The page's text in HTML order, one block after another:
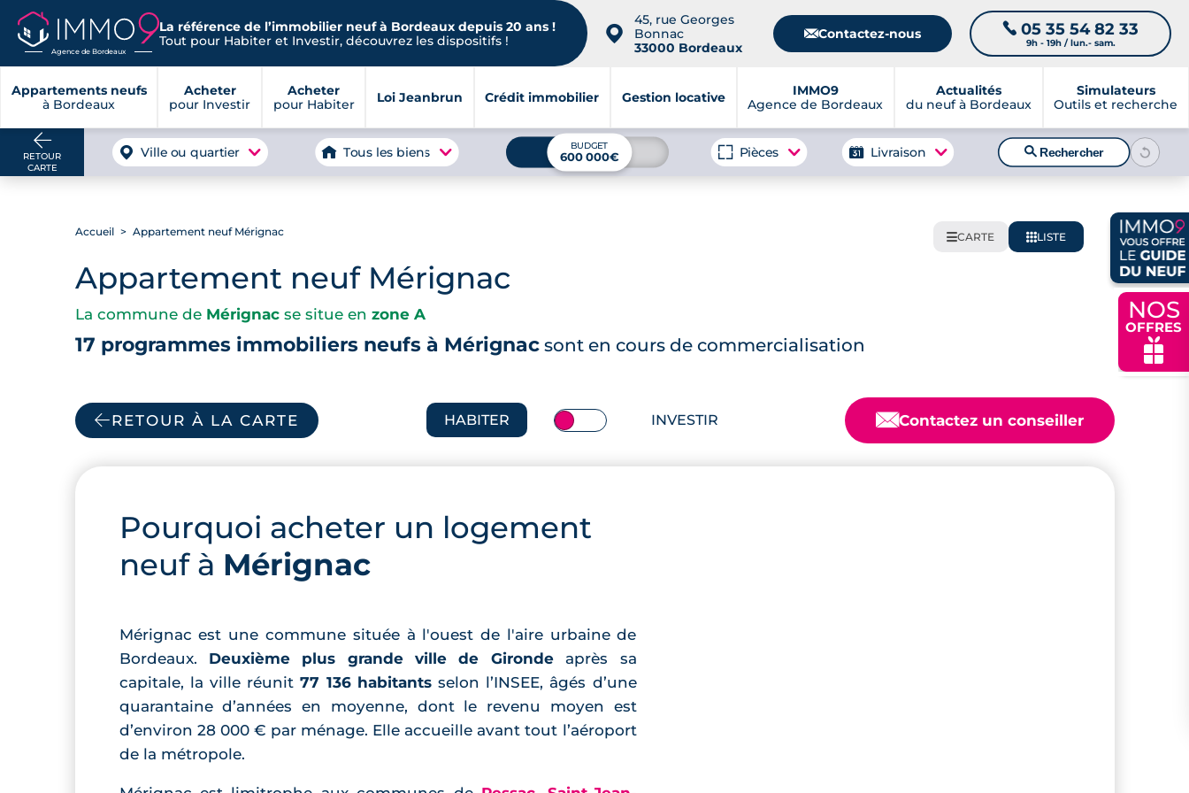
Agence de Bordeaux
La référence de l’immobilier neuf à Bordeaux depuis 20 ans !
Tout pour Habiter et Investir, découvrez les dispositifs !
📍
45, rue Georges
Bonnac
33000 Bordeaux
📧Contactez-nous 📞 05 35 54 82 33
9h - 19h / lun.- sam.
Appartements neufs
à Bordeaux
Acheter
pour Investir
Acheter
pour Habiter
Loi Jeanbrun Crédit immobilier Gestion locative
IMMO9
Agence de Bordeaux
Actualités
du neuf à Bordeaux
Simulateurs
Outils et recherche
NOS
OFFRES
🎁
RETOUR
CARTE
Ville ou quartier Tous les biens BUDGET
600 000€ Pièces Livraison 🔍Rechercher
🌍CARTE 📋LISTE
Accueil Appartement neuf Mérignac
Appartement neuf Mérignac
La commune de Mérignacse situe en zone A
17 programmes immobiliers neufs à Mérignacsont en cours de commercialisation
RETOUR À LA CARTE HABITER INVESTIR 📧Contactez un conseiller
Pourquoi acheter un logement
neuf à Mérignac
Mérignac est une commune située à l'ouest de l'aire urbaine de
Bordeaux. Deuxième plus grande ville de Girondeaprès sa
capitale, la ville réunit77 136 habitantsselon l’INSEE, âgés d’une
quarantaine d’années en moyenne, dont le revenu moyen est
d’environ 28 000 € par ménage. Elle accueille avant tout l’aéroport
de la métropole.